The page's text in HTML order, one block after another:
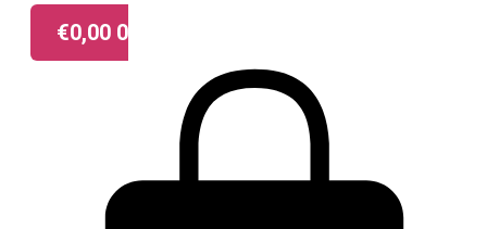
€0,00 0